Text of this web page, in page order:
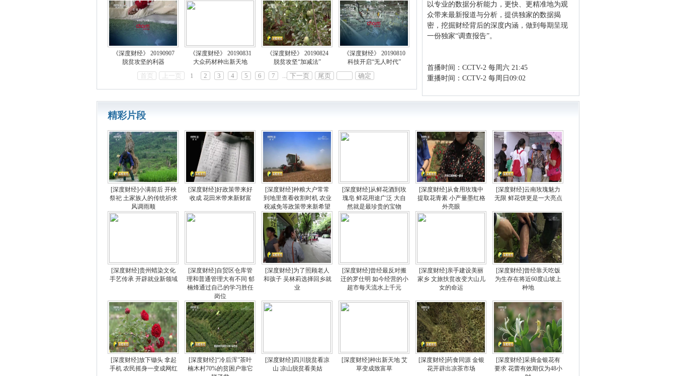
《深度财经》 20190907
脱贫攻坚的利器
《深度财经》 20190831
大众药材种出新天地
《深度财经》 20190824
脱贫攻坚“加减法”
《深度财经》 20190810
科技开启“无人时代”
首页 上一页 1 2 3 4 5 6 7 ... 下一页 尾页 确定
以专业的数据分析能力，更快、更精准地为观
众带来最新报道与分析，提供独家的数据揭
密，挖掘财经背后的深度内涵，做到每期呈现
一份独家“调查报告”。
首播时间：CCTV-2 每周六 21:45
重播时间：CCTV-2 每周日09:02
精彩片段
[深度财经]小满前后 开秧
祭祀 土家族人的传统祈求
风调雨顺
[深度财经]好政策带来好
收成 花田米带来新财富
[深度财经]种粮大户常常
到地里查看收割时机 农业
税减免等政策带来新希望
[深度财经]从鲜花酒到玫
瑰皂 鲜花用途广泛 大自
然就是最珍贵的宝物
[深度财经]从食用玫瑰中
提取花青素 小产量墨红格
外亮眼
[深度财经]云南玫瑰魅力
无限 鲜花饼更是一大亮点
[深度财经]贵州蜡染文化
手艺传承 开辟就业新领域
[深度财经]自贸区仓库管
理和普通管理大有不同 郁
楠烽通过自己的学习胜任
岗位
[深度财经]为了照顾老人
和孩子 吴林莉选择回乡就
业
[深度财经]曾经最反对搬
迁的罗仕明 如今经营的小
超市每天流水上千元
[深度财经]亲手建设美丽
家乡 文旅扶贫改变大山儿
女的命运
[深度财经]曾经靠天吃饭
为生存在将近60度山坡上
种地
[深度财经]放下锄头 拿起
手机 农民摇身一变成网红
[深度财经]“冷后浑”茶叶
楠木村70%的贫困户靠它
[深度财经]四川脱贫看凉
山 凉山脱贫看美姑
[深度财经]种出新天地 艾
草变成致富草
[深度财经]药食同源 金银
花开辟出凉茶市场
[深度财经]采摘金银花有
要求 花蕾有效期仅为48小